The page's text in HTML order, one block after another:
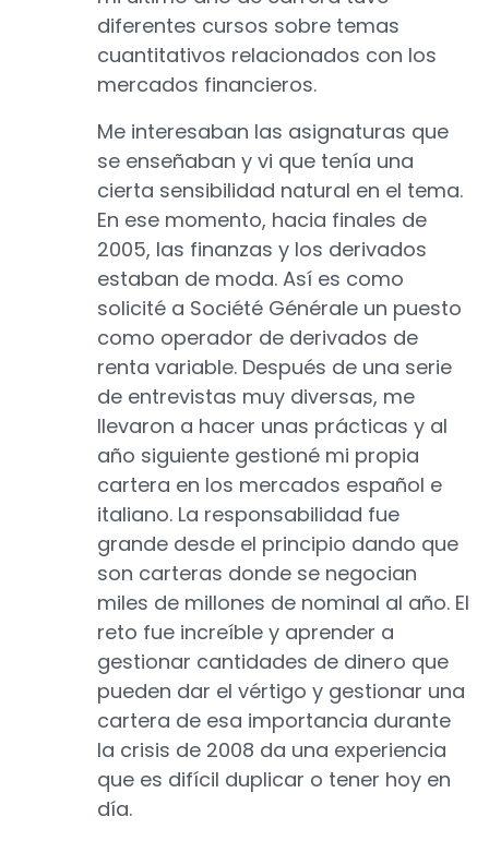
diferentes cursos sobre temas
cuantitativos relacionados con los
mercados financieros.
Me interesaban las asignaturas que
se enseñaban y vi que tenía una
cierta sensibilidad natural en el tema.
En ese momento, hacia finales de
2005, las finanzas y los derivados
estaban de moda. Así es como
solicité a Société Générale un puesto
como operador de derivados de
renta variable. Después de una serie
de entrevistas muy diversas, me
llevaron a hacer unas prácticas y al
año siguiente gestioné mi propia
cartera en los mercados español e
italiano. La responsabilidad fue
grande desde el principio dando que
son carteras donde se negocian
miles de millones de nominal al año. El
reto fue increíble y aprender a
gestionar cantidades de dinero que
pueden dar el vértigo y gestionar una
cartera de esa importancia durante
la crisis de 2008 da una experiencia
que es difícil duplicar o tener hoy en
día.